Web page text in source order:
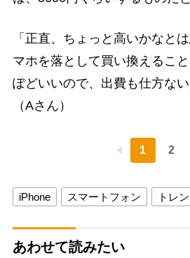
「正直、ちょっと高いかなと
マホを落として買い換えるこ
ぽどいいので、出費も仕方ない
（Aさん）
1 2
iPhone スマートフォン トレ
あわせて読みたい